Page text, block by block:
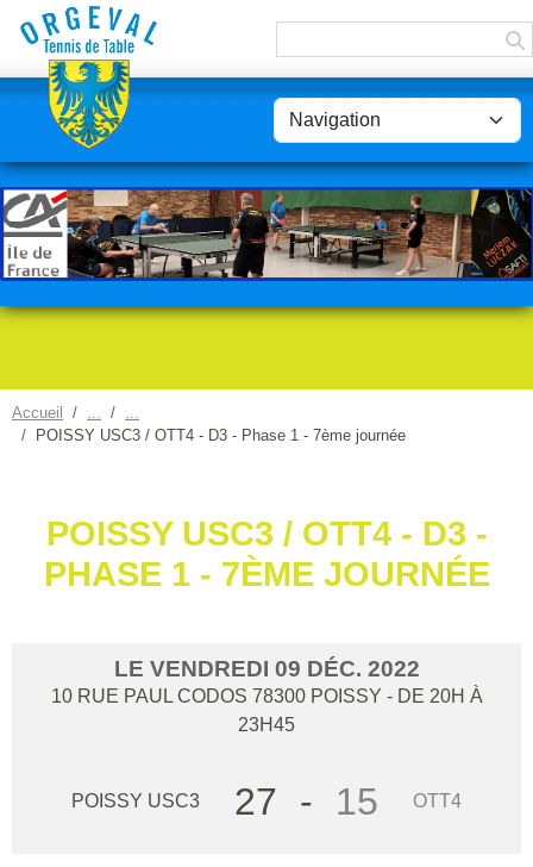
Accueil
POISSY USC3 / OTT4 - D3 - Phase 1 - 7ème journée
POISSY USC3 / OTT4 - D3 -
PHASE 1 - 7ÈME JOURNÉE
LE VENDREDI 09 DÉC. 2022
10 RUE PAUL CODOS 78300 POISSY - DE 20H À
23H45
POISSY USC3 27 - 15 OTT4
Panneau de gestion des cookies